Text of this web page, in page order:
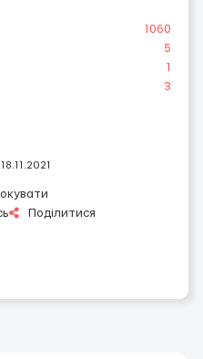
1060
5
1
3
18.11.2021
Поділитися